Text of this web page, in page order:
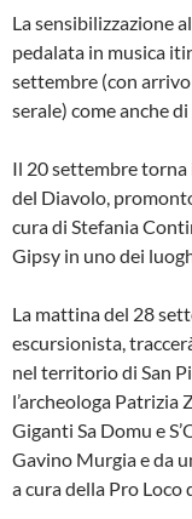
La sensibilizzazione
pedalata in musica
settembre (con
serale) come anche
Il 20 settembre torna
del Diavolo,
cura di Stefania
Gipsy in uno dei
La mattina del 28
escursionista,
nel territorio di San
l’archeologa Patrizia
Giganti Sa Domu e
Gavino Murgia e da
a cura della Pro Loco